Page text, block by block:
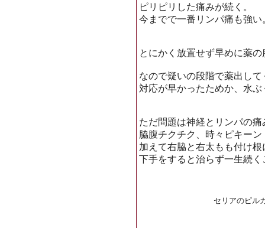
ピリピリした痛みが続く。
今までで一番リンパ痛も強い
とにかく放置せず早めに薬
なので疑いの段階で薬出し
対応が早かったためか、水
ただ問題は神経とリンパの痛
脇腹チクチク、時々ピキーン
加えて右脇と右太もも付け根
下手をすると治らず一生続
セリアのピル